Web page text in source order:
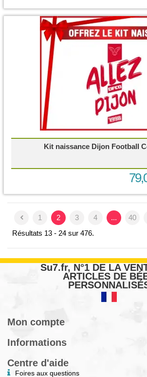
Kit naissance Dijon Football
1 2 3 4 ...
40
Résultats 13 - 24 sur 476.
Su7.fr, N°1 DE LA
ARTICLES DE
Mon compte
Informations
Centre d'aide
Foires aux questions